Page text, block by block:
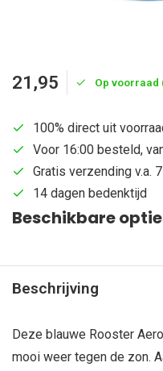
21,95 Op
100% direct uit
Voor 16:00 besteld,
Gratis verzending v.a.
14 dagen bedenktijd
Beschikbare
Beschrijving
Deze blauwe Rooster
mooi weer tegen de zon.